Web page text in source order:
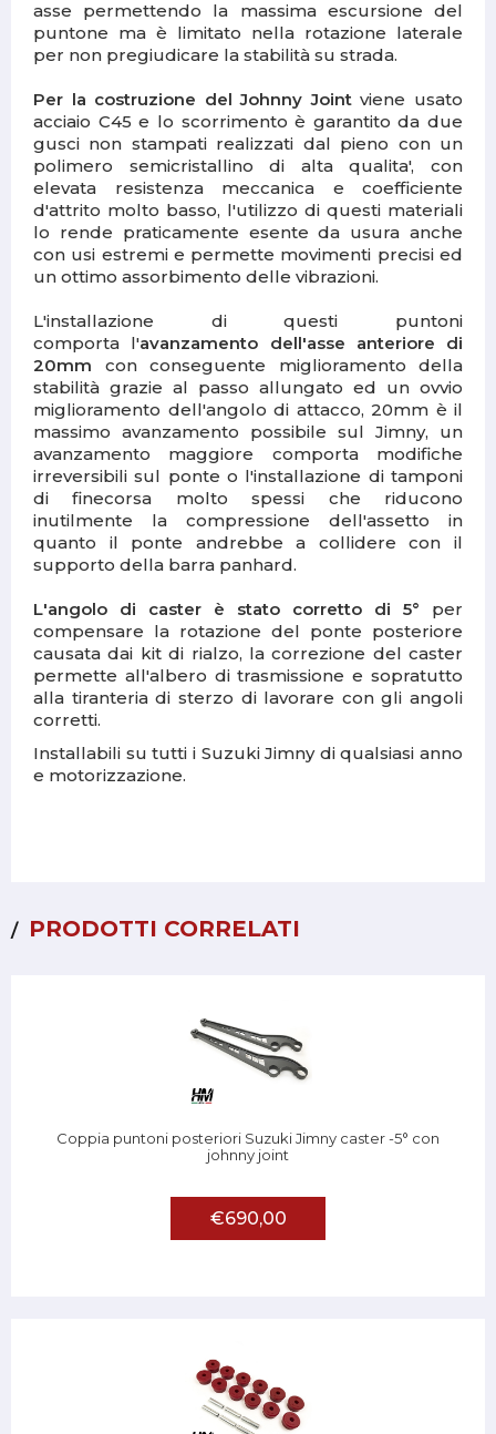
asse permettendo la massima escursione del
puntone ma è limitato nella rotazione laterale
per non pregiudicare la stabilità su strada.
Per la costruzione del Johnny Jointviene usato
acciaio C45 e lo scorrimento è garantito da due
gusci non stampati realizzati dal pieno con un
polimero semicristallino di alta qualita', con
elevata resistenza meccanica e coefficiente
d'attrito molto basso, l'utilizzo di questi materiali
lo rende praticamente esente da usura anche
con usi estremi e permette movimenti precisi ed
un ottimo assorbimento delle vibrazioni.
L'installazione di questi puntoni
comporta l'avanzamento dell'asse anteriore di
20mm con conseguente miglioramento della
stabilità grazie al passo allungato ed un ovvio
miglioramento dell'angolo di attacco, 20mm è il
massimo avanzamento possibile sul Jimny, un
avanzamento maggiore comporta modifiche
irreversibili sul ponte o l'installazione di tamponi
di finecorsa molto spessi che riducono
inutilmente la compressione dell'assetto in
quanto il ponte andrebbe a collidere con il
supporto della barra panhard.
L'angolo di caster è stato corretto di 5° per
compensare la rotazione del ponte posteriore
causata dai kit di rialzo, la correzione del caster
permette all'albero di trasmissione e sopratutto
alla tiranteria di sterzo di lavorare con gli angoli
corretti.
Installabili su tutti i Suzuki Jimny di qualsiasi anno
e motorizzazione.
PRODOTTI CORRELATI
Coppia puntoni posteriori Suzuki Jimny caster -5° con
johnny joint
€690,00